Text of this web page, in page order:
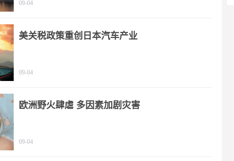
09-04
美关税政策重创日本汽车产业
09-04
欧洲野火肆虐 多因素加剧灾害
09-04